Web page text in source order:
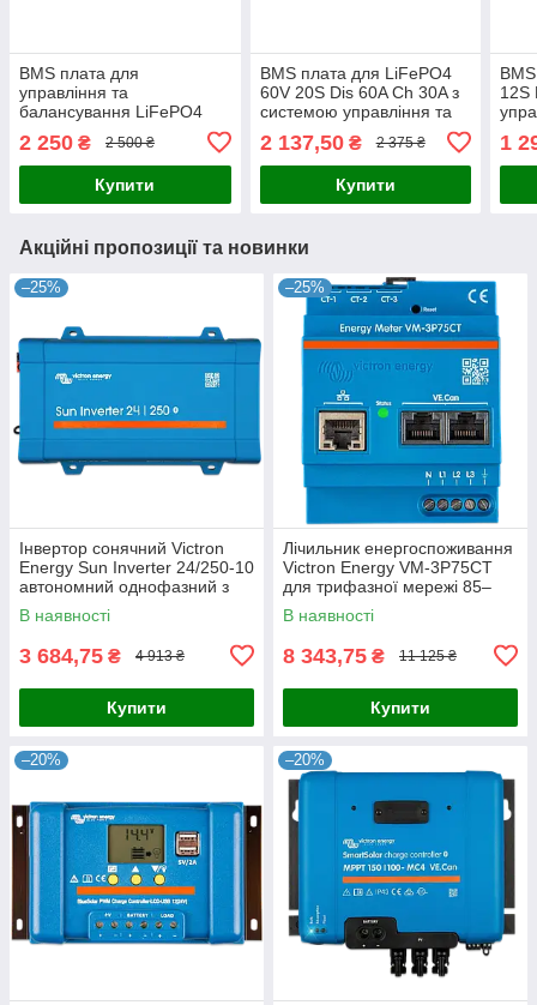
BMS плата для
управління та
балансування LiFePO4
для безпечного контролю
акумуляторних систем
2 250 ₴ 2 500 ₴
Купити
BMS плата для LiFePO4
60V 20S Dis 60A Ch 30A з
системою управління та
акумуляторів для
безпечного заряджання та
2 137,50₴ 2 375 ₴
Купити
12S
1
Акційні пропозиції та новинки
–25%
Інвертор сонячний Victron
Energy Sun Inverter 24/250-10
автономний однофазний з
чистою синусоїдою та ШІМ
контролером заряду для
В наявності
3 684,75 ₴ 4 913 ₴
Купити
–25%
Лічильник енергоспоживання
Victron Energy VM-3P75CT
для трифазної мережі 85–
265В L-N 150–460В L-L 75А з
моніторингом через
В наявності
8 343,75 ₴ 11 125 ₴
Купити
–20% –20%